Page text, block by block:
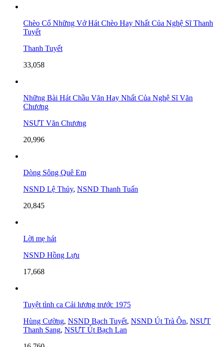
Chèo Cổ Những Vở Hát Chèo Hay Nhất Của Nghệ Sĩ Thanh
Tuyết
Thanh Tuyết
33,058
Những Bài Hát Chầu Văn Hay Nhất Của Nghệ Sĩ Văn
Chương
NSƯT Văn Chương
20,996
Dòng Sông Quê Em
NSND Lệ Thủy, NSND Thanh Tuấn
20,845
Lời mẹ hát
NSND Hồng Lựu
17,668
Tuyệt tình ca Cải lương trước 1975
Hùng Cường, NSND Bạch Tuyết, NSND Út Trà Ôn, NSƯT
Thanh Sang, NSƯT Út Bạch Lan